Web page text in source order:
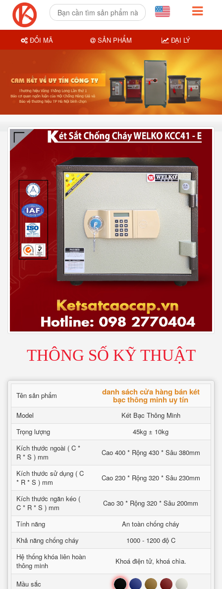
THÔNG SỐ KỸ THUẬT
Tên sản phẩm danh sách cửa hàng bán két
bạc thông minh uy tín
Model
Két Bạc Thông Minh
Trọng lượng
45kg ± 10kg
Kích thước ngoài ( C *
R * S ) mm
Cao 400 * Rộng 430 * Sâu 380mm
Kích thước sử dụng ( C
* R * S ) mm
Cao 230 * Rộng 320 * Sâu 230mm
Kích thước ngăn kéo (
C * R * S ) mm
Cao 30 * Rộng 320 * Sâu 200mm
Tính năng
An toàn chống cháy
Khả năng chống cháy
1000 - 1200 độ C
Hệ thống khóa liên hoàn
thông minh
Khoá điện tử, khoá chìa.
Mầu sắc Đen Xanh Nâu Đỏ Trắng
ĐỔI MÃ SẢN PHẨM ĐẠI LÝ